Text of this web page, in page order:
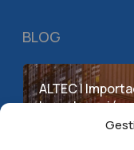
BLOG
ALTEC |
homologación
abril 24, 2026